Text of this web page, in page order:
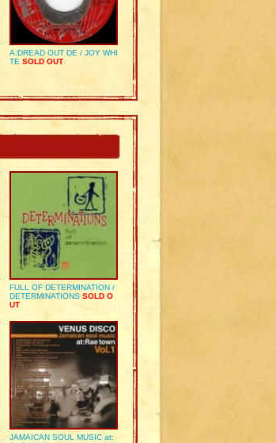
A:DREAD OUT DE / JOY WHI
TE SOLD OUT
FULL OF DETERMINATION /
DETERMINATIONS SOLD O
UT
JAMAICAN SOUL MUSIC at: